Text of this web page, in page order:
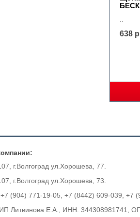
..
638
г.Волгоград ул.Хорошева, 77.
г.Волгоград ул.Хорошева, 73.
(904) 771-19-05, +7 (8442) 609-039, +7
ИП Литвинова Е.А., ИНН: 344308981741,